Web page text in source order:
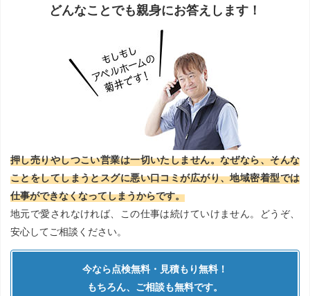
どんなことでも親身にお答えします！
押し売りやしつこい営業は一切いたしません。なぜなら、そんな
ことをしてしまうとスグに悪い口コミが広がり、地域密着型では
仕事ができなくなってしまうからです。
地元で愛されなければ、この仕事は続けていけません。どうぞ、
安心してご相談ください。
今なら点検無料・見積もり無料！
もちろん、ご相談も無料です。